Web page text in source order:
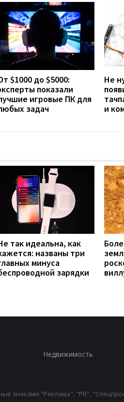
$1000 до $5000:
показали
игровые ПК для
задач
Не
и
так идеальна, как
названы три
минуса
зарядки
Недвижимость
знаками "Реклама", "PR",